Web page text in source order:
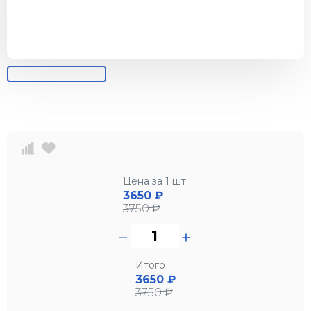
Цена за 1 шт.
3650 ₽
3750₽
Итого
3650 ₽
3750 ₽